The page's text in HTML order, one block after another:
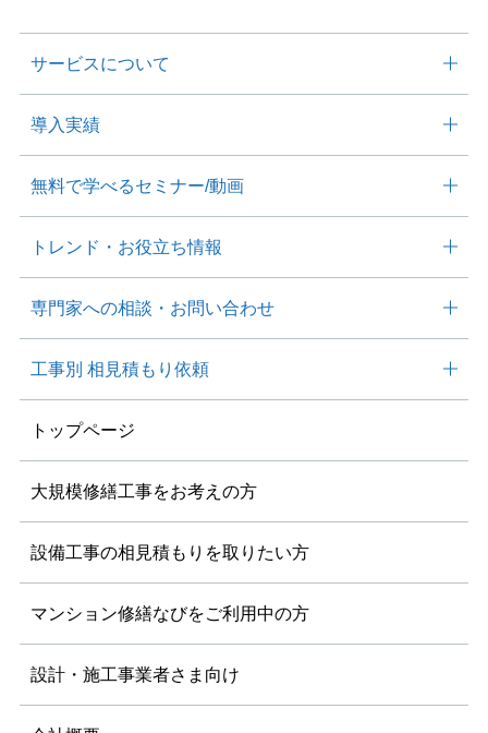
サービスについて
導入実績
無料で学べるセミナー/動画
トレンド・ お役⽴ち情報
専⾨家への相談・ お問い合わせ
工事別 相見積もり依頼
トップページ
大規模修繕工事をお考えの方
設備工事の相見積もりを取りたい方
マンション修繕なびをご利用中の方
設計・施工事業者さま向け